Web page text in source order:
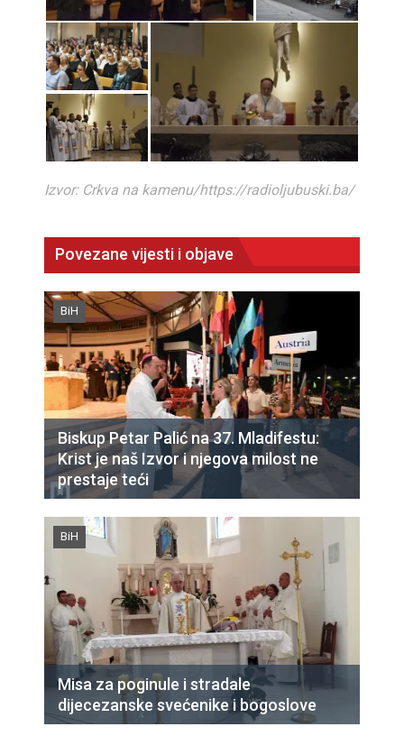
Izvor: Crkva na kamenu/https://radioljubuski.ba/
Povezane vijesti i objave
BiH
Biskup Petar Palić na 37. Mladifestu:
Krist je naš Izvor i njegova milost ne
prestaje teći
BiH
Misa za poginule i stradale
dijecezanske svećenike i bogoslove